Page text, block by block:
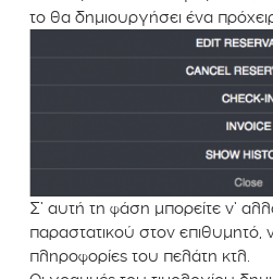
το θα δημιουργήσει ένα
Σ’ αυτή τη φάση μπορείτε ν’
παραστατικού στον επιθυμητό,
πληροφορίες του πελάτη κτλ.